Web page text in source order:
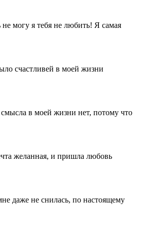
могу я тебя не любить! Я самая
счастливей в моей жизни
в моей жизни нет, потому что
желанная, и пришла любовь
даже не снилась, по настоящему